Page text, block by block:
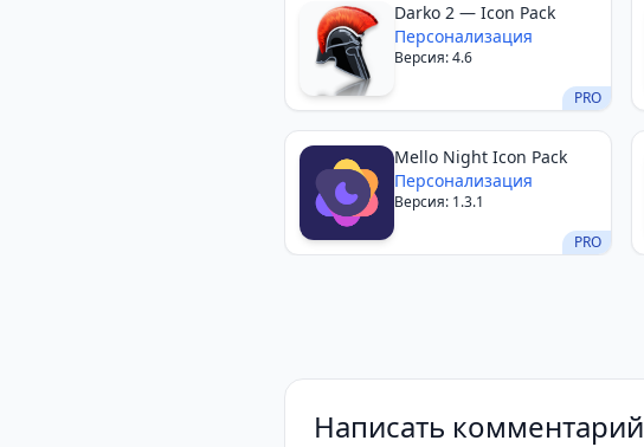
PRO
Darko 2 — Icon Pack
Персонализация
Версия: 4.6
PRO
Mello Night Icon Pack
Персонализация
Версия: 1.3.1
Написать комментарий